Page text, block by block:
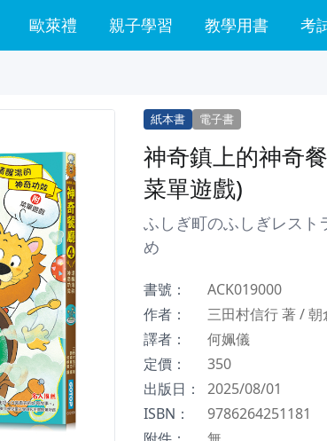
歐萊禮 親子學習 教學用書 考
紙本書 電子書
神奇鎮上的神奇
菜單遊戲)
ふしぎ町のふしぎレスト
め
書號：
ACK019000
作者：
三田村信行 著 / 朝
譯者：
何姵儀
定價：
350
出版日：
2025/08/01
ISBN：
9786264251181